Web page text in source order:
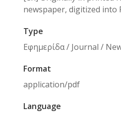
newspaper, digitized into
Type
Εφημερίδα / Journal /
Format
application/pdf
Language